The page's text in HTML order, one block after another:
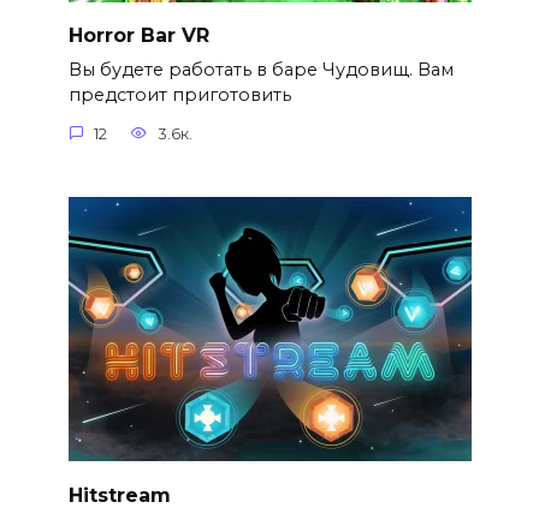
Horror Bar VR
Вы будете работать в баре Чудовищ. Вам
предстоит приготовить
12 3.6к.
Hitstream